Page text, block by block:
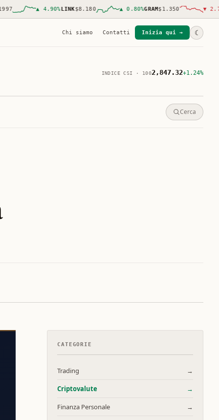
▲ 4.90% LINK$8.180 ▲ 0.80% GRAM$1.350 ▼ 2.70%
Chi siamo Contatti Inizia qui → ☾
INDICE CSI · 1002,847.32+1.24%
Cerca
CATEGORIE
Trading →
Criptovalute →
Finanza Personale →